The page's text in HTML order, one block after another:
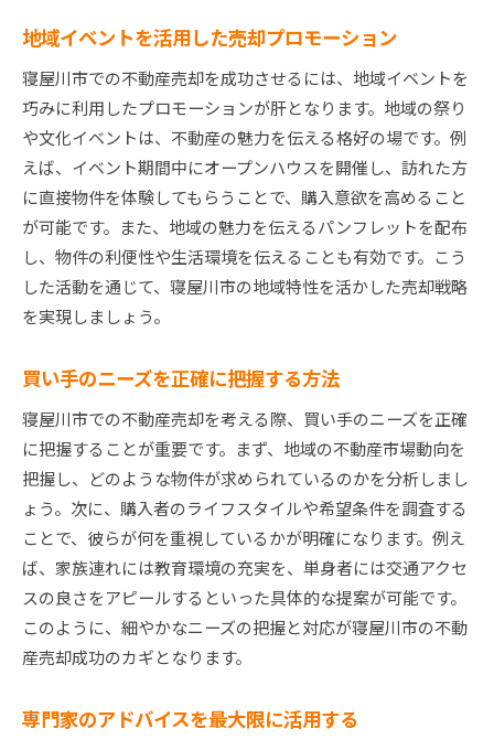
地域特性を活かした売却ターゲットの設定
売却時期の選定とタイミングの最適化
物件価値を高めるためのリフォーム提案
経験豊富な不動産業者の選び方
寝屋川市の不動産市場と物件価値向上のための戦略
地域の需要と供給のバランスを活用する
物件の持ち味を活かした戦略的な改修
エコフレンドリーな選択肢の導入
最新の市場トレンドを反映する方法
寝屋川市不動産売却で知っておくべき地域の特性と
動向
地域の人口動態と移住傾向の理解
教育機関と医療施設の充実度
公共交通機関のアクセス状況分析
地域特性を反映した価格競争力
都市開発計画と将来の見通し
地域コミュニティの特性と関わり方
アプローチ
地域イベントを活用した売却プロモーション
寝屋川市での不動産売却を成功させるには、地域イベントを
巧みに利用したプロモーションが肝となります。地域の祭り
や文化イベントは、不動産の魅力を伝える格好の場です。例
えば、イベント期間中にオープンハウスを開催し、訪れた方
に直接物件を体験してもらうことで、購入意欲を高めること
が可能です。また、地域の魅力を伝えるパンフレットを配布
し、物件の利便性や生活環境を伝えることも有効です。こう
した活動を通じて、寝屋川市の地域特性を活かした売却戦略
を実現しましょう。
買い手のニーズを正確に把握する方法
寝屋川市での不動産売却を考える際、買い手のニーズを正確
に把握することが重要です。まず、地域の不動産市場動向を
把握し、どのような物件が求められているのかを分析しまし
ょう。次に、購入者のライフスタイルや希望条件を調査する
ことで、彼らが何を重視しているかが明確になります。例え
ば、家族連れには教育環境の充実を、単身者には交通アクセ
スの良さをアピールするといった具体的な提案が可能です。
このように、細やかなニーズの把握と対応が寝屋川市の不動
産売却成功のカギとなります。
専門家のアドバイスを最大限に活用する